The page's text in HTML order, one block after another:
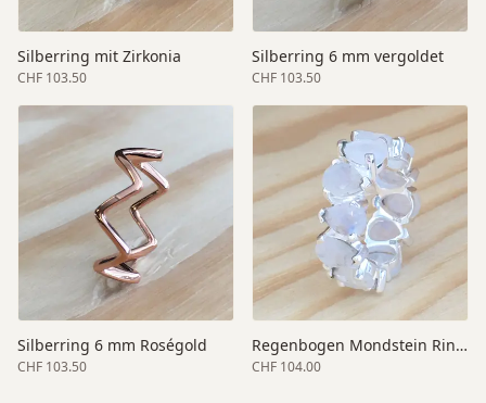
Silberring mit Zirkonia
CHF 103.50
Silberring 6 mm vergoldet
CHF 103.50
Silberring 6 mm Roségold
CHF 103.50
Regenbogen Mondstein Ring schmal
CHF 104.00